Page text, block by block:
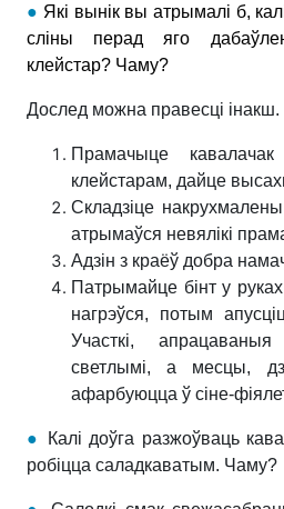
● Які вынік вы атрымалі б,
сліны перад яго
клейстар? Чаму?
Дослед можна правесці інакш.
Прамачыце
клейстарам, дайце
Складзіце
атрымаўся невялікі
Адзін з краёў добра
Патрымайце бінт у руках
нагрэўся, потым
Участкі,
светлымі, а месцы,
афарбуюцца ў сіне-
●
Калі доўга разжоўваць
робіцца саладкаватым. Чаму?